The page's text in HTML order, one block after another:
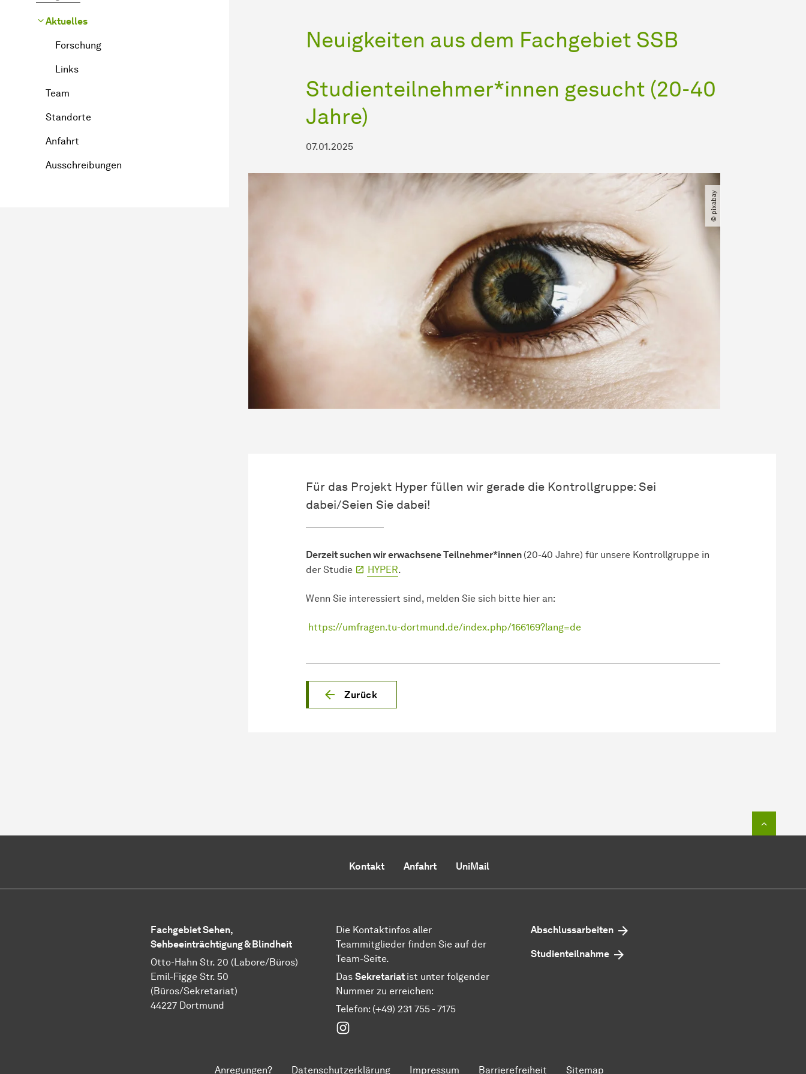
Aktuelles
Forschung
Links
Team
Standorte
Anfahrt
Ausschreibungen
Neuigkeiten aus dem Fachgebiet SSB
Studienteilnehmer*innen gesucht (20-40
Jahre)
07.01.2025
© pixabay
Für das Projekt Hyper füllen wir gerade die Kontrollgruppe: Sei
dabei/Seien Sie dabei!
Derzeit suchen wir erwachsene Teilnehmer*innen (20-40 Jahre) für unsere Kontrollgruppe in
der Studie
HYPER.
Wenn Sie interessiert sind, melden Sie sich bitte hier an:
https://umfragen.tu-dortmund.de/index.php/166169?lang=de
Zurück
Kontakt Anfahrt UniMail
Fachgebiet Sehen,
Sehbeeinträchtigung & Blindheit
Otto-Hahn Str. 20 (Labore/Büros)
Emil-Figge Str. 50
(Büros/Sekretariat)
44227 Dortmund
Die Kontaktinfos aller
Teammitglieder finden Sie auf der
Team-Seite.
Das Sekretariat ist unter folgender
Nummer zu erreichen:
Telefon: (+49) 231 755 - 7175
Abschlussarbeiten
Studienteilnahme
Anregungen? Datenschutzerklärung Impressum Barrierefreiheit Sitemap